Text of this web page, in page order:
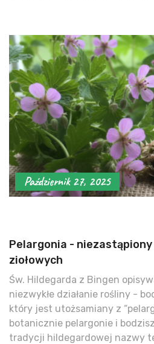
Październik 27, 2025
Pelargonia - niezastąpiony
ziołowych
Św. Hildegarda z Bingen
niezwykłe działanie rośliny -
który jest utożsamiany z
botanicznie pelargonie i
tradycji hildegardowej nazwy